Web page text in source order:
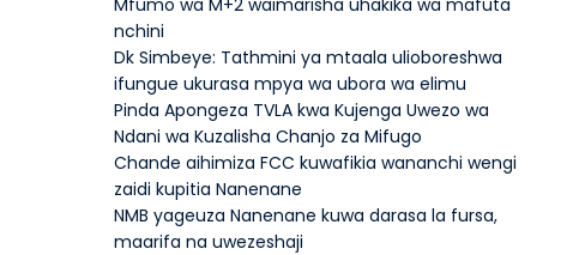
Mfumo wa M+2 waimarisha uhakika wa mafuta
nchini
Dk Simbeye: Tathmini ya mtaala ulioboreshwa
ifungue ukurasa mpya wa ubora wa elimu
Pinda Apongeza TVLA kwa Kujenga Uwezo wa
Ndani wa Kuzalisha Chanjo za Mifugo
Chande aihimiza FCC kuwafikia wananchi wengi
zaidi kupitia Nanenane
NMB yageuza Nanenane kuwa darasa la fursa,
maarifa na uwezeshaji